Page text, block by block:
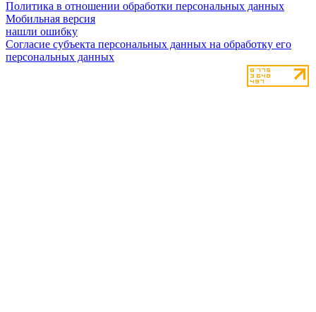
Политика в отношении обработки персональных данных
Мобильная версия
нашли ошибку
Согласие субъекта персональных данных на обработку его
персональных данных